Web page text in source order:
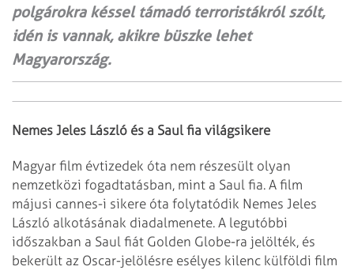
polgárokra késsel támadó terroristákról szólt,
idén is vannak, akikre büszke lehet
Magyarország.
Nemes Jeles László és a Saul fia világsikere
Magyar film évtizedek óta nem részesült olyan
nemzetközi fogadtatásban, mint a Saul fia. A film
májusi cannes-i sikere óta folytatódik Nemes Jeles
László alkotásának diadalmenete. A legutóbbi
időszakban a Saul fiát Golden Globe-ra jelölték, és
bekerült az Oscar-jelölésre esélyes kilenc külföldi film